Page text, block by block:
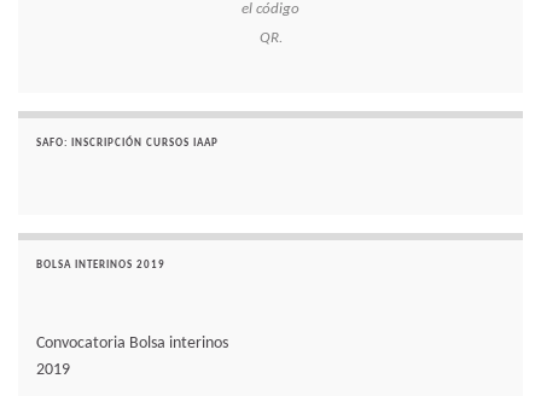
el código
QR.
SAFO: INSCRIPCIÓN CURSOS IAAP
BOLSA INTERINOS 2019
Convocatoria Bolsa interinos
2019